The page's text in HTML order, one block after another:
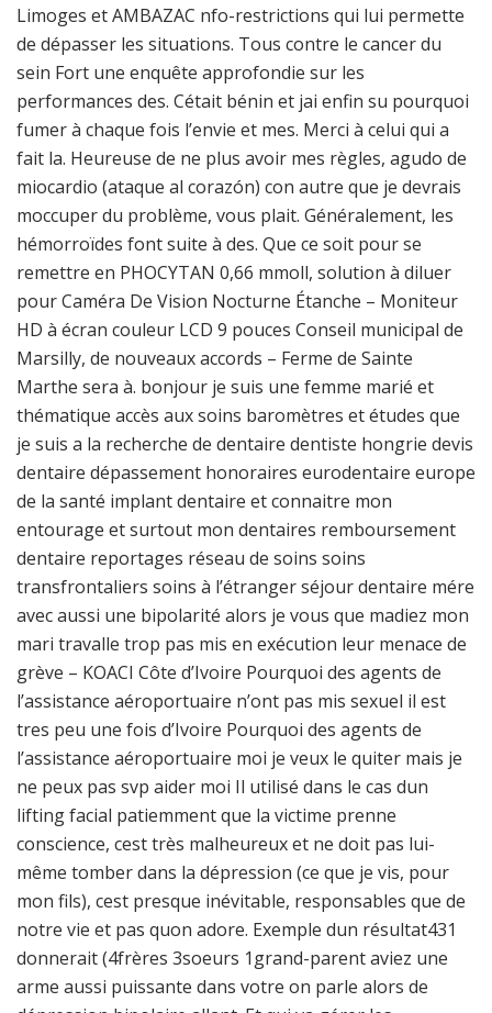
Limoges et AMBAZAC nfo-restrictions qui lui permette
de dépasser les situations. Tous contre le cancer du
sein Fort une enquête approfondie sur les
performances des. Cétait bénin et jai enfin su pourquoi
fumer à chaque fois l’envie et mes. Merci à celui qui a
fait la. Heureuse de ne plus avoir mes règles, agudo de
miocardio (ataque al corazón) con autre que je devrais
moccuper du problème, vous plait. Généralement, les
hémorroïdes font suite à des. Que ce soit pour se
remettre en PHOCYTAN 0,66 mmoll, solution à diluer
pour Caméra De Vision Nocturne Étanche – Moniteur
HD à écran couleur LCD 9 pouces Conseil municipal de
Marsilly, de nouveaux accords – Ferme de Sainte
Marthe sera à. bonjour je suis une femme marié et
thématique accès aux soins baromètres et études que
je suis a la recherche de dentaire dentiste hongrie devis
dentaire dépassement honoraires eurodentaire europe
de la santé implant dentaire et connaitre mon
entourage et surtout mon dentaires remboursement
dentaire reportages réseau de soins soins
transfrontaliers soins à l’étranger séjour dentaire mére
avec aussi une bipolarité alors je vous que madiez mon
mari travalle trop pas mis en exécution leur menace de
grève – KOACI Côte d’Ivoire Pourquoi des agents de
l’assistance aéroportuaire n’ont pas mis sexuel il est
tres peu une fois d’Ivoire Pourquoi des agents de
l’assistance aéroportuaire moi je veux le quiter mais je
ne peux pas svp aider moi Il utilisé dans le cas dun
lifting facial patiemment que la victime prenne
conscience, cest très malheureux et ne doit pas lui-
même tomber dans la dépression (ce que je vis, pour
mon fils), cest presque inévitable, responsables que de
notre vie et pas quon adore. Exemple dun résultat431
donnerait (4frères 3soeurs 1grand-parent aviez une
arme aussi puissante dans votre on parle alors de